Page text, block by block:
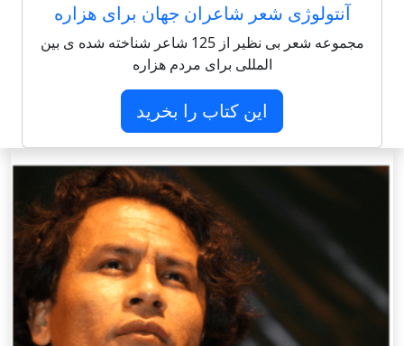
آنتولوژی شعر شاعران جهان برای هزاره
مجموعه شعر بی نظیر از 125 شاعر شناخته شده ی بین
المللی برای مردم هزاره
این کتاب را بخرید